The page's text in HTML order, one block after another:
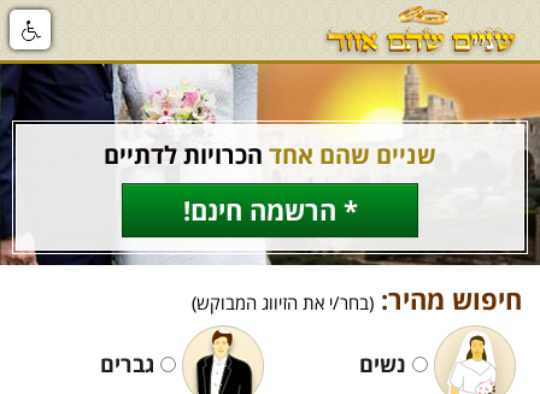
שניים שהם אחד הכרויות לדתיים
* הרשמה חינם!
חיפוש מהיר: (בחר/י את הזיווג המבוקש)
נשים גברים